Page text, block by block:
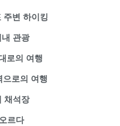
변 하이킹
내 관광
로의 여행
으로의 여행
채석장
르다